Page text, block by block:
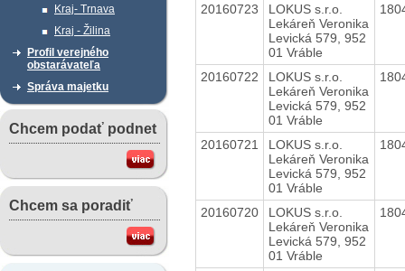
Kraj- Trnava
Kraj - Žilina
Profil verejného
obstarávateľa
Správa majetku
Chcem podať podnet
Chcem sa poradiť
20160723
LOKUS s.r.o.
Lekáreň Veronika
Levická 579, 952
01 Vráble
20160722
LOKUS s.r.o.
Lekáreň Veronika
Levická 579, 952
01 Vráble
20160721
LOKUS s.r.o.
Lekáreň Veronika
Levická 579, 952
01 Vráble
20160720
LOKUS s.r.o.
Lekáreň Veronika
Levická 579, 952
01 Vráble